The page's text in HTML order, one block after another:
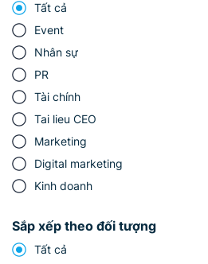
Tất cả
Event
Nhân sự
PR
Tài chính
Tai lieu CEO
Marketing
Digital marketing
Kinh doanh
Sắp xếp theo đối tượng
Tất cả